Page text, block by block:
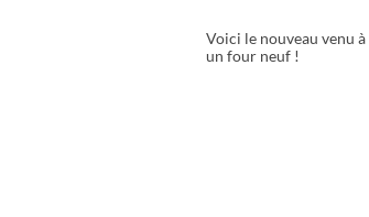
Voici le nouveau venu
un four neuf !